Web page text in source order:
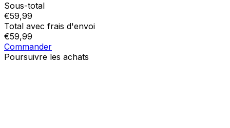
Sous-total
€59,99
Total avec frais d'envoi
€59,99
Commander
Poursuivre les achats